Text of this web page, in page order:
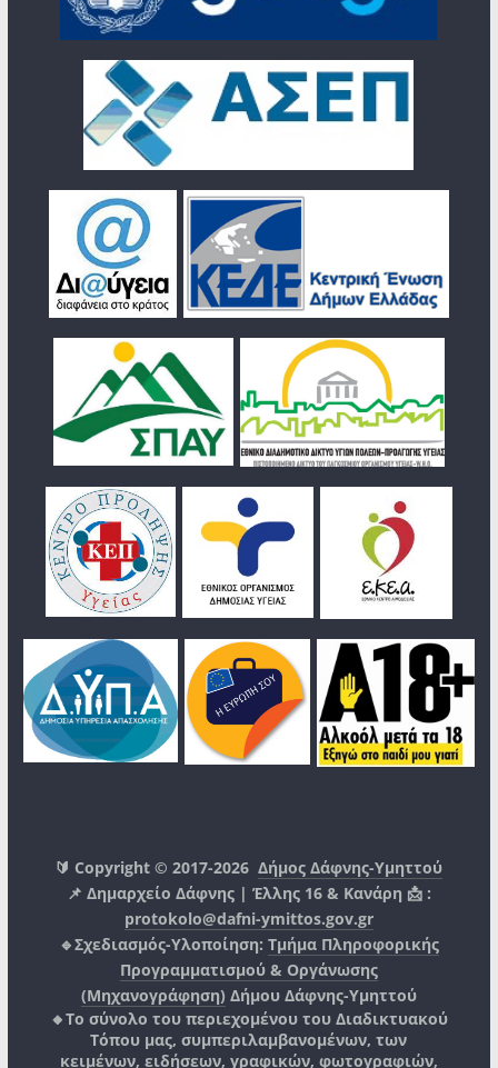
🔰 Copyright © 2017-2026Δήμος Δάφνης-Υμηττού
📌 Δημαρχείο Δάφνης | Έλλης 16 & Κανάρη 📩 :
protokolo@dafni-ymittos.gov.gr
🔹Σχεδιασμός-Υλοποίηση: Τμήμα Πληροφορικής
Προγραμματισμού & Οργάνωσης
(Μηχανογράφηση) Δήμου Δάφνης-Υμηττού
🔸Το σύνολο του περιεχομένου του Διαδικτυακού
Τόπου μας, συμπεριλαμβανομένων, των
κειμένων, ειδήσεων, γραφικών, φωτογραφιών,